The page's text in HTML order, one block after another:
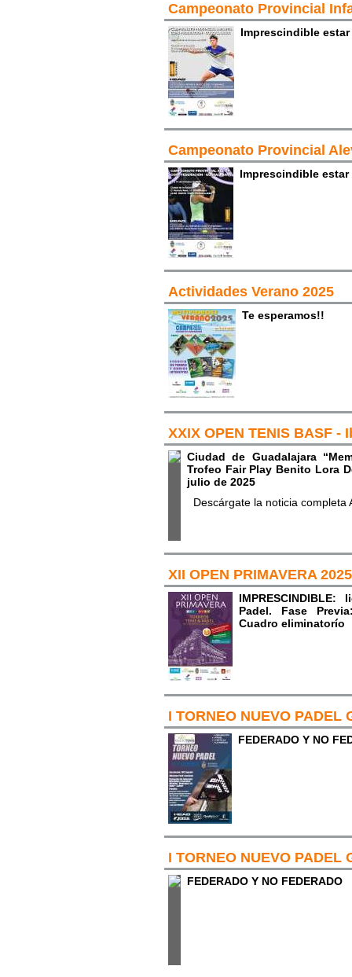
Campeonato Provincial
Imprescindible
Campeonato Provincial
Imprescindible
Actividades Verano 2025
Te esperamos!!
XXIX OPEN TENIS BASF -
Ciudad de Guadalajara
Trofeo Fair Play Benito Lora
julio de 2025
Descárgate la noticia completa
XII OPEN PRIMAVERA 2025
Padel. Fase
Cuadro eliminatorío
I TORNEO NUEVO PADEL
FEDERADO Y NO
I TORNEO NUEVO PADEL
FEDERADO Y NO FEDERADO